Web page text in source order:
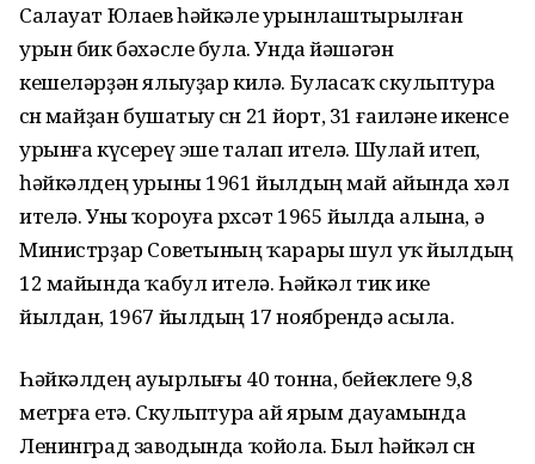
Салауат Юлаев һәйкәле урынлаштырылған
урын бик бәхәсле була. Унда йәшәгән
кешеләрҙән ялыуҙар килә. Буласаҡ скульптура
өсөн майҙан бушатыу өсөн 21 йорт, 31 ғаиләне икенсе
урынға күсереү эше талап ителә. Шулай итеп,
һәйкәлдең урыны 1961 йылдың май айында хәл
ителә. Уны ҡороуға рөхсәт 1965 йылда алына, ә
Министрҙар Советының ҡарары шул уҡ йылдың
12 майында ҡабул ителә. Һәйкәл тик ике
йылдан, 1967 йылдың 17 ноябрендә асыла.
Һәйкәлдең ауырлығы 40 тонна, бейеклеге 9,8
метрға етә. Скульптура ай ярым дауамында
Ленинград заводында ҡойола. Был һәйкәл өсөн